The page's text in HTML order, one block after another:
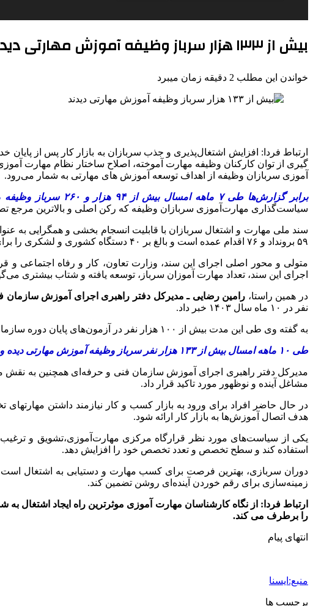
بیش از ۱۳۳ هزار سرباز وظیفه آموزش مهارتی دیدند
خواندن این مطلب 2 دقیقه زمان میبرد
ارتباط فردا: افزایش اشتغال‌پذیری و جذب سربازان به بازار کار پس از
گیری از توان کارکنان وظیفه مهارت آموخته، اصلاح ساختار نظام مهارت
آموزی سربازان وظیفه از اهداف توسعه آموزش های مهارتی به شمار می‌رود.
برابر گزارش‌ها طی ۷ ماهه امسال بیش از ۹۴ هزار و ۲۶۰ سرباز وظیفه موفق به گذراندن آموزش‌های مهارتی شده‌ و ۲۸۴ مربی پایور نیز تربیت شده‌اند.
سیاست‌گذاری مهارت‌آموزی سربازان وظیفه که رکن اصلی و بالاترین مرجع
۵۹ برونداد و ۷۶ اقدام عمده است و بالغ بر ۴۰ دستگاه کشوری و لشکری را برای نقش آفرینی در حوزه مهارت آموزی و اشتغال کارکنان وظیفه پای کار می‌آورد.
متولی و محور اصلی اجرای این سند، وزارت تعاون، کار و رفاه اجتماعی
اجرای این سند، تعداد مهارت آموزان سرباز، توسعه یافته و شتاب بیشتری
در همین راستا،‌ رامین رضایی ـ مدیرکل دفتر راهبری اجرای آموزش سازمان
نفر در ۱۰ ماه سال ۱۴۰۳ خبر داد.
به گفته وی طی این مدت بیش از ۱۰۰ هزار نفر در آزمون‌های پایان دوره سازمان فنی و حرفه‌ای و حدود ۹۵۰ نفر از کارکنان پایور در دوره‌های CBT شرکت کرده‌اند و مدرک مربیگری از این سازمان گرفته‌اند.
طی ۱۰ ماهه امسال بیش از ۱۳۳ هزار نفر سرباز وظیفه آموزش مهارتی دیده و بیش از ۱۰۰ هزار نفر در آزمون‌های پایان دوره سازمان فنی و حرفه‌ای شرکت کرده‌اند.
مدیرکل دفتر راهبری اجرای آموزش سازمان فنی و حرفه‌ای همچنین به نقش
مشاغل آینده و نوظهور مورد تاکید قرار داد.
در حال حاضر افراد برای ورود به بازار کسب و کار نیازمند داشتن
هدف اتصال آموزش‌ها به بازار کار ارائه شود.
یکی از سیاست‌های مورد نظر قرارگاه مرکزی مهارت‌آموزی،تشویق و
استفاده کند و سطح تخصص و تعدد تخصص خود را افزایش دهد.
دوران سربازی، بهترین فرصت برای کسب مهارت و دستیابی به اشتغال است
زمینه‌سازی برای رقم خوردن آینده‌ای روشن تضمین کند.
ارتباط فردا: از نگاه کارشناسان مهارت آموزی موثرترین راه ایجاد
را برطرف می کند.
انتهای پیام
منبع:ایسنا
برچسب ها